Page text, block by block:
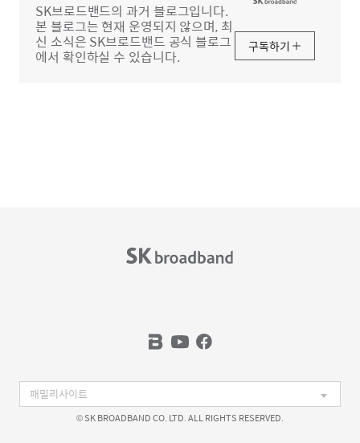
SK브로드밴드의 과거 블로그입니다.
본 블로그는 현재 운영되지 않으며, 최
신 소식은 SK브로드밴드 공식 블로그
에서 확인하실 수 있습니다.
구독하기
© SK BROADBAND CO. LTD. ALL RIGHTS RESERVED.